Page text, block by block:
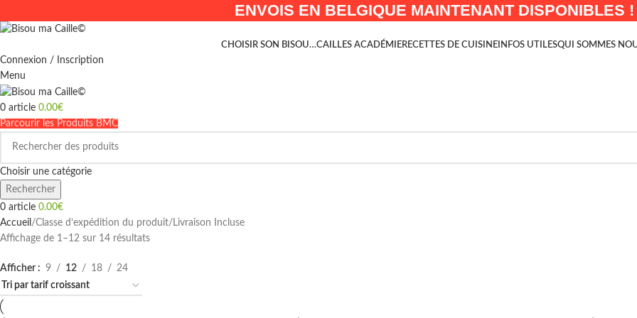
ENVOIS EN BELGIQUE MAINTENANT DISPONIBLES !
CHOISIR SON BISOU…CAILLES ACADÉMIERECETTES DE CUISINEINFOS UTILESQUI SOMMES
Connexion / Inscription
Menu
0 article 0.00€
Parcourir les Produits BMC
Choisir une catégorie
Rechercher
0 article 0.00€
Accueil
Classe d’expédition du produit Livraison Incluse
Affichage de 1–12 sur 14 résultats
Afficher 9 12 18 24